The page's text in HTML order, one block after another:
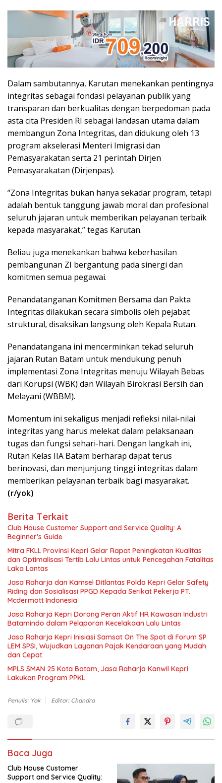
Dalam sambutannya, Karutan menekankan pentingnya
integritas sebagai fondasi pelayanan publik yang
transparan dan berkualitas dengan berpedoman pada
asta cita Presiden RI sebagai landasan utama dalam
membangun Zona Integritas, dan didukung oleh 13
program akselerasi Menteri Imigrasi dan
Pemasyarakatan serta 21 perintah Dirjen
Pemasyarakatan (Dirjenpas).
“Zona Integritas bukan hanya sekadar program, tetapi
adalah bentuk tanggung jawab moral dan profesional
seluruh jajaran untuk memberikan pelayanan terbaik
kepada masyarakat,” tegas Karutan.
Beliau juga menekankan bahwa keberhasilan
pembangunan ZI bergantung pada sinergi dan
komitmen semua pegawai.
Penandatanganan Komitmen Bersama dan Pakta
Integritas dilakukan secara simbolis oleh pejabat
struktural, disaksikan langsung oleh Kepala Rutan.
Penandatangana ini mencerminkan tekad seluruh
jajaran Rutan Batam untuk mendukung penuh
implementasi Zona Integritas menuju Wilayah Bebas
dari Korupsi (WBK) dan Wilayah Birokrasi Bersih dan
Melayani (WBBM).
Momentum ini sekaligus menjadi refleksi nilai-nilai
integritas yang harus melekat dalam pelaksanaan
tugas dan fungsi sehari-hari. Dengan langkah ini,
Rutan Kelas IIA Batam berharap dapat terus
berinovasi, dan menjunjung tinggi integritas dalam
memberikan pelayanan terbaik bagi masyarakat.
(r/yok)
Berita Terkait
Club House Customer Support and Service Quality: A
Beginner’s Guide
Mitra FKLL Provinsi Kepri Gelar Rapat Peningkatan Kualitas
dan Optimalisasi Tertib Lalu Lintas untuk Pencegahan Fatalitas
Laka Lantas
Jasa Raharja dan Kamsel Ditlantas Polda Kepri Gelar Safety
Riding dan Sosialisasi PPGD Kepada Serikat Pekerja PT.
Mcdermott Indonesia
Jasa Raharja Kepri Dorong Peran Aktif HR Kawasan Industri
Batamindo dalam Pelaporan Kecelakaan Lalu Lintas
Jasa Raharja Kepri Inisiasi Samsat On The Spot di Forum SP
LEM SPSI, Wujudkan Layanan Pajak Kendaraan yang Mudah
dan Cepat
MPLS SMAN 25 Kota Batam, Jasa Raharja Kanwil Kepri
Lakukan Program PPKL
Penulis: Yok Editor: Chandra
Baca Juga
Club House Customer
Support and Service Quality: